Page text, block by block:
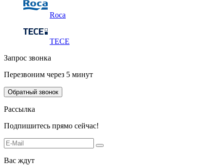
Roca
TECE
Запрос звонка
Перезвоним через 5 минут
Обратный звонок
Рассылка
Подпишитесь прямо сейчас!
Вас ждут